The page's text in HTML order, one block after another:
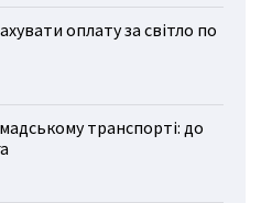
оплату за світло по
транспорті: до